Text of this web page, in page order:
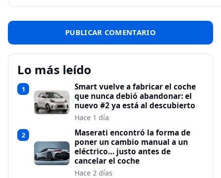
Lo más leído
1
Smart vuelve a fabricar el coche
que nunca debió abandonar: el
nuevo #2 ya está al descubierto
Hace 1 día
2
Maserati encontró la forma de
poner un cambio manual a un
eléctrico… justo antes de
cancelar el coche
Hace 2 días